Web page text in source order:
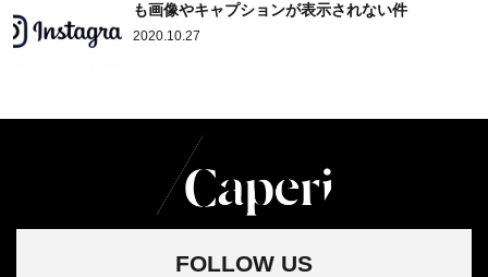
も画像やキャプションが表示されない件
2020.10.27
FOLLOW US